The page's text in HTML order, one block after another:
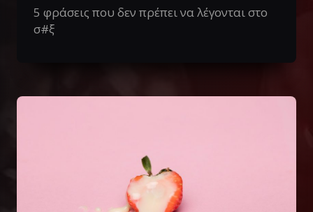
5 φράσεις που δεν πρέπει να λέγονται στο
σ#ξ